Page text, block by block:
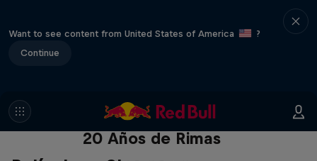
Want to see content from United States of America
?
Continue
Red Bull Batalla Nueva Historia:
20 Años de Rimas